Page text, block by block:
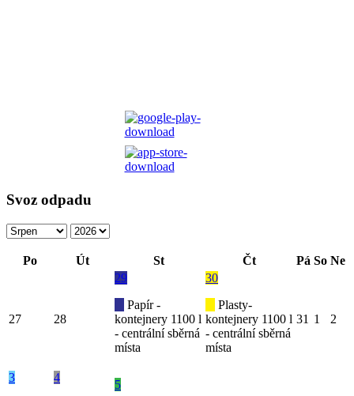
Svoz odpadu
Po Út St Čt Pá So Ne
27 28
29
Papír -
kontejnery 1100 l
- centrální sběrná
místa
30
Plasty-
kontejnery 1100 l
- centrální sběrná
místa
31 1 2
3
4
5